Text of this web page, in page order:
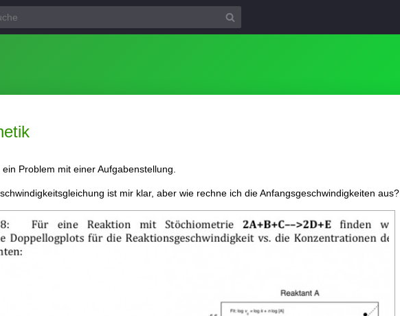
Problem mit einer Aufgabenstellung.
ist mir klar, aber wie rechne ich die Anfangsgeschwindigkeiten aus?